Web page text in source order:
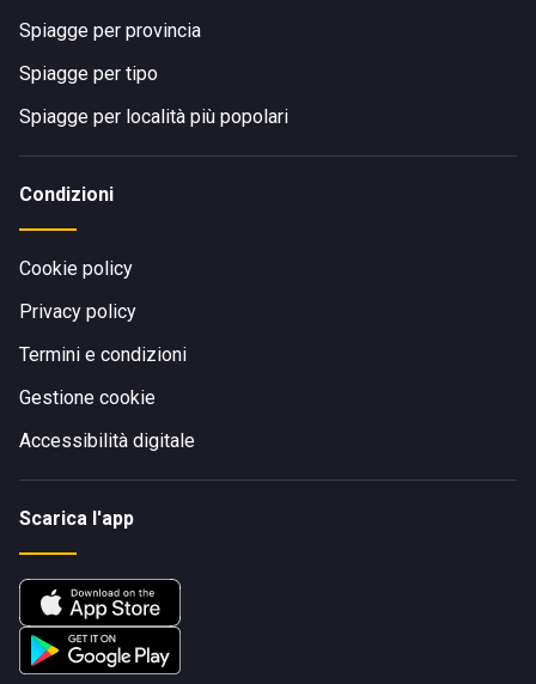
Spiagge per provincia
Spiagge per tipo
Spiagge per località più popolari
Condizioni
Cookie policy
Privacy policy
Termini e condizioni
Gestione cookie
Accessibilità digitale
Scarica l'app